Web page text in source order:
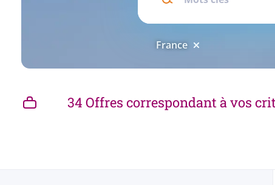
France
34 Offres correspondant à vos